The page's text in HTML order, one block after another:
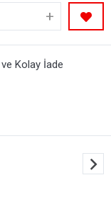
+
Kolay İade